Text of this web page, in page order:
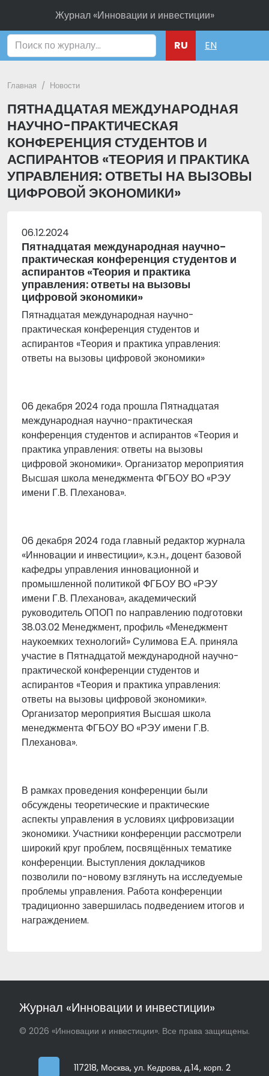
Журнал «Инновации и инвестиции»
RU EN
Главная Новости
ПЯТНАДЦАТАЯ МЕЖДУНАРОДНАЯ
НАУЧНО-ПРАКТИЧЕСКАЯ
КОНФЕРЕНЦИЯ СТУДЕНТОВ И
АСПИРАНТОВ «ТЕОРИЯ И ПРАКТИКА
УПРАВЛЕНИЯ: ОТВЕТЫ НА ВЫЗОВЫ
ЦИФРОВОЙ ЭКОНОМИКИ»
06.12.2024
Пятнадцатая международная научно-
практическая конференция студентов и
аспирантов «Теория и практика
управления: ответы на вызовы
цифровой экономики»
Пятнадцатая международная научно-
практическая конференция студентов и
аспирантов «Теория и практика управления:
ответы на вызовы цифровой экономики»
06 декабря 2024 года прошла Пятнадцатая
международная научно-практическая
конференция студентов и аспирантов «Теория и
практика управления: ответы на вызовы
цифровой экономики». Организатор мероприятия
Высшая школа менеджмента ФГБОУ ВО «РЭУ
имени Г.В. Плеханова».
06 декабря 2024 года главный редактор журнала
«Инновации и инвестиции», к.э.н., доцент базовой
кафедры управления инновационной и
промышленной политикой ФГБОУ ВО «РЭУ
имени Г.В. Плеханова», академический
руководитель ОПОП по направлению подготовки
38.03.02 Менеджмент, профиль «Менеджмент
наукоемких технологий» Сулимова Е.А. приняла
участие в Пятнадцатой международной научно-
практической конференции студентов и
аспирантов «Теория и практика управления:
ответы на вызовы цифровой экономики».
Организатор мероприятия Высшая школа
менеджмента ФГБОУ ВО «РЭУ имени Г.В.
Плеханова».
В рамках проведения конференции были
обсуждены теоретические и практические
аспекты управления в условиях цифровизации
экономики. Участники конференции рассмотрели
широкий круг проблем, посвящённых тематике
конференции. Выступления докладчиков
позволили по-новому взглянуть на исследуемые
проблемы управления. Работа конференции
традиционно завершилась подведением итогов и
награждением.
Журнал «Инновации и инвестиции»
© 2026 «Инновации и инвестиции». Все права защищены.
117218, Москва, ул. Кедрова, д.14, корп. 2